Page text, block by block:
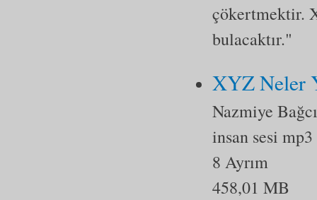
çökertmektir.
bulacaktır."
XYZ Neler
Nazmiye
insan sesi mp3
8 Ayrım
458,01 MB